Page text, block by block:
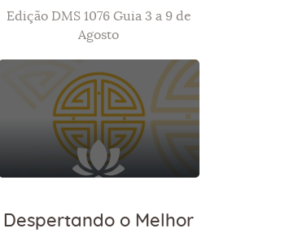
Edição DMS 1076 Guia 3 a 9 de
Agosto
Despertando o Melhor